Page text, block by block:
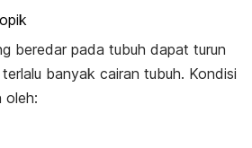
beredar pada tubuh dapat turun
banyak cairan tubuh. Kondisi
oleh: